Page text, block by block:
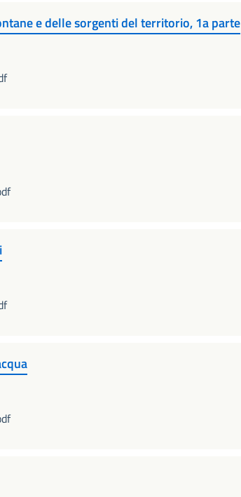
e delle sorgenti del territorio, 1a parte